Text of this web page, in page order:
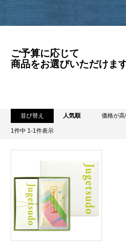
ご予算に応じて
商品をお選びいただけま
並び替え 人気順 価格が
1件中 1-1件表示